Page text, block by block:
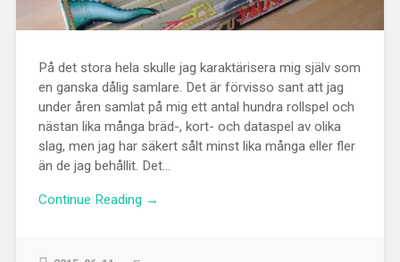
På det stora hela skulle jag karaktärisera mig själv som
en ganska dålig samlare. Det är förvisso sant att jag
under åren samlat på mig ett antal hundra rollspel och
nästan lika många bräd-, kort- och dataspel av olika
slag, men jag har säkert sålt minst lika många eller fler
än de jag behållit. Det...
Continue Reading →